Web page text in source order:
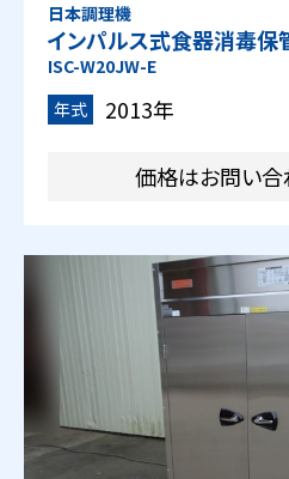
日本調理機
インパルス式食器消毒保
ISC-W20JW-E
年式
2013年
価格はお問い合